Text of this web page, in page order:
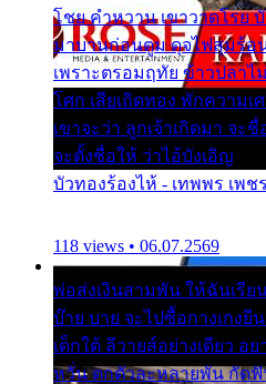
โชย คำหวาน เขาวาดโรย
มาบานก่อนตูม ดุจไฟสุมร้อ
เพราะตรอมฤทัย ข้าวปลาไ
โศก เสียเถิดทอง พักความเ
เขาจะว่า ลูกเจ้าเกิดมา จะ
จะตั้งชื่อให้ ว่าไอ้บังเอิญ
บัวทองร้องไห้ - เทพพร เพช
118 views • 06.07.2569
พ่อส่งเงินสามพัน ให้ฉันเรี
บ๊าย บาย จะไปซื้อกางเกงยี
เด็กใต้ ลีวายส์อย่างเดียว อ
หวั่น ตกตัวละหลายพัน กัดฟั